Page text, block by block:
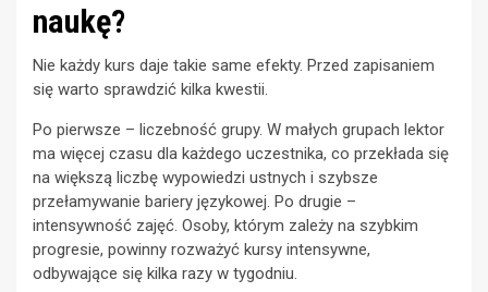
naukę?
Nie każdy kurs daje takie same efekty. Przed zapisaniem
się warto sprawdzić kilka kwestii.
Po pierwsze – liczebność grupy. W małych grupach lektor
ma więcej czasu dla każdego uczestnika, co przekłada się
na większą liczbę wypowiedzi ustnych i szybsze
przełamywanie bariery językowej. Po drugie –
intensywność zajęć. Osoby, którym zależy na szybkim
progresie, powinny rozważyć kursy intensywne,
odbywające się kilka razy w tygodniu.